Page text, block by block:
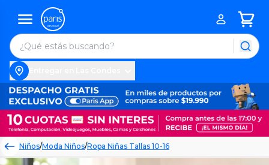
Niños/Moda Niños/Ropa Niñas Tallas 10-16